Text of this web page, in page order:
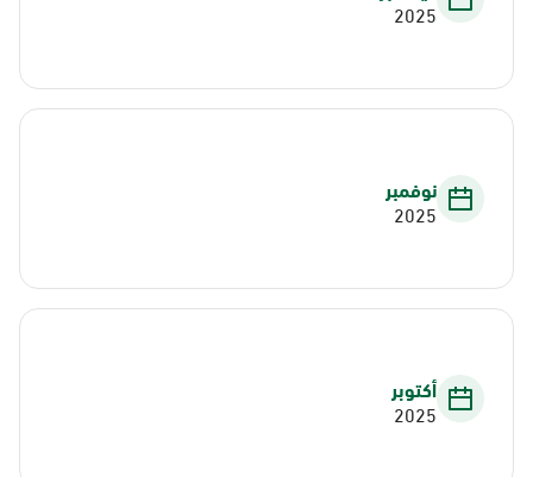
2025
نوفمبر
2025
أكتوبر
2025